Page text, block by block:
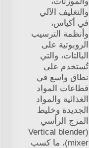
والتغليف الآلي
في أكياس،
وأنظمة الترسيب
الروبوتية على
البالتات، والتي
تُستخدم على
نطاق واسع في
قطاعات المواد
الغذائية والمواد
الجديدة وخليط
المزج الرأسي
(Vertical blender
mixer)، ما كسب